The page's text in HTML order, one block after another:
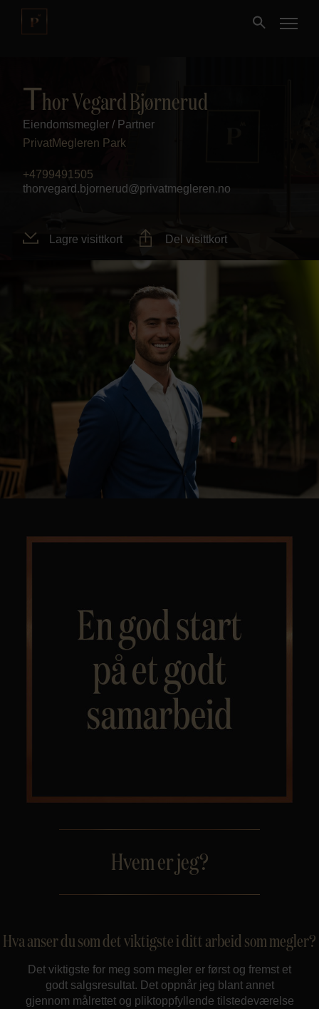
Kjøpe
Selge
Nybygg
Fritidseiendom
Kontor og megler
Digital boligannonsering
Styling og klargjøring
Kjøpsmegling
Om oss
Thor Vegard Bjørnerud
Eiendomsmegler / Partner
PrivatMegleren Park
+4799491505
thorvegard.bjornerud@privatmegleren.no
Lagre visittkort Del visittkort
Hvem er jeg?
Hva anser du som det viktigste i ditt arbeid som megler?
Det viktigste for meg som megler er først og fremst et
godt salgsresultat. Det oppnår jeg blant annet
gjennom målrettet og pliktoppfyllende tilstedeværelse